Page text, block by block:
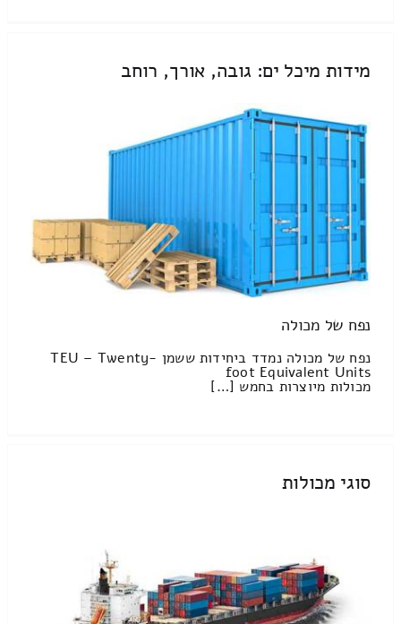
מידות מיכל ים: גובה, אורך, רוחב
נפח של מכולה
נפח של מכולה נמדד ביחידות ששמן TEU – Twenty-
foot Equivalent Units
מכולות מיוצרות בחמש […]
סוגי מכולות